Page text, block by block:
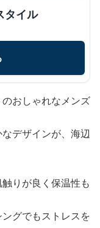
タイル
おしゃれなメンズ
デザインが、海辺
りが良く保温性も
グでもストレスを